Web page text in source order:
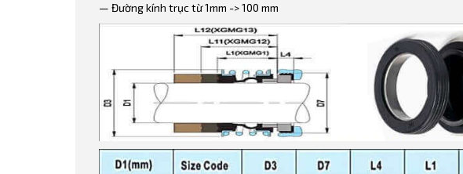
— Đường kính trục từ 1mm -> 100 mm